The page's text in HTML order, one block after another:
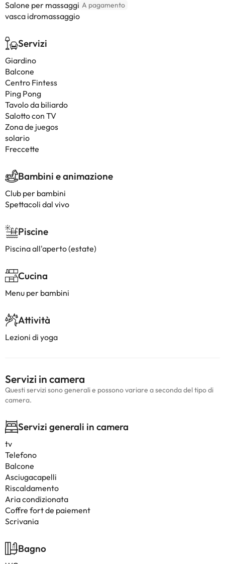
Salone per massaggi A pagamento
vasca idromassaggio
Servizi
Giardino
Balcone
Centro Fintess
Ping Pong
Tavolo da biliardo
Salotto con TV
Zona de juegos
solario
Freccette
Bambini e animazione
Club per bambini
Spettacoli dal vivo
Piscine
Piscina all'aperto (estate)
Cucina
Menu per bambini
Attività
Lezioni di yoga
Servizi in camera
Questi servizi sono generali e possono variare a seconda del tipo di
camera.
Servizi generali in camera
tv
Telefono
Balcone
Asciugacapelli
Riscaldamento
Aria condizionata
Coffre fort de paiement
Scrivania
Bagno